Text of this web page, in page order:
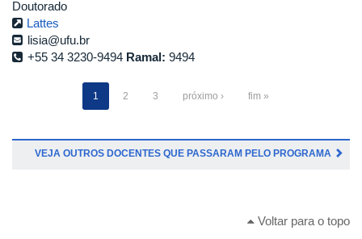
Doutorado
Lattes
lisia@ufu.br
+55 34 3230-9494 Ramal: 9494
1 2 3 próximo › fim »
VEJA OUTROS DOCENTES QUE PASSARAM PELO PROGRAMA
Voltar para o topo